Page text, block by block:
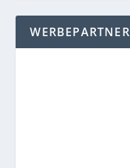
WERBEPARTNER